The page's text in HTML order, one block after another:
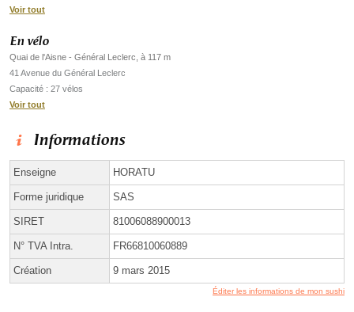
Voir tout
En vélo
Quai de l'Aisne - Général Leclerc, à 117 m
41 Avenue du Général Leclerc
Capacité : 27 vélos
Voir tout
Informations
Enseigne HORATU
Forme juridique SAS
SIRET 81006088900013
N° TVA Intra. FR66810060889
Création 9 mars 2015
Éditer les informations de mon sushi